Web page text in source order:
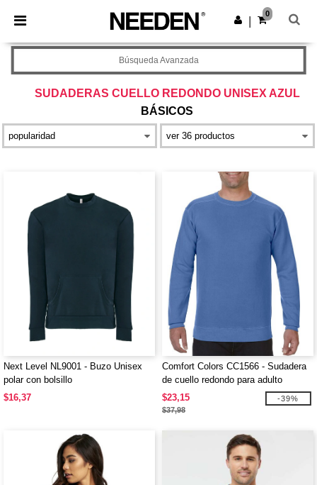
× App de Needen
¡Mejores precios en app!
Descargar app
0
SUDADERAS CUELLO REDONDO UNISEX AZUL
BÁSICOS
Búsqueda Avanzada
Next Level NL9001 - Buzo Unisex
polar con bolsillo
$16,37
Comfort Colors CC1566 - Sudadera
de cuello redondo para adulto
$23,15
$37,98
-39%